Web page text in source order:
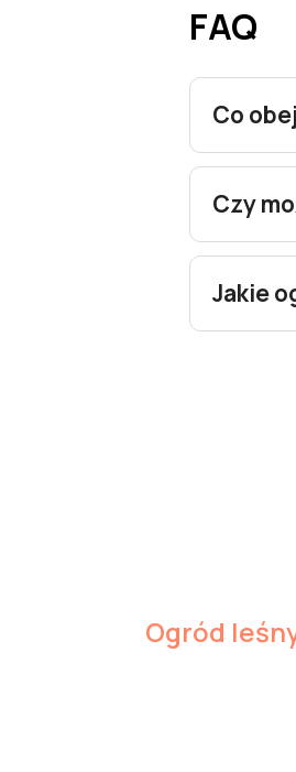
FAQ
Co
Czy
Jakie
Ogród